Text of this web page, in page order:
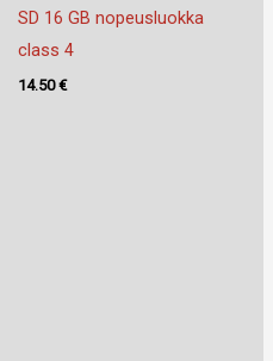
SD 16 GB nopeusluokka
class 4
14.50€